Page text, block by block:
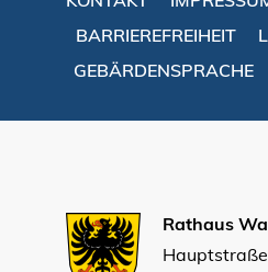
BARRIEREFREIHEIT
GEBÄRDENSPRACHE
Rathaus